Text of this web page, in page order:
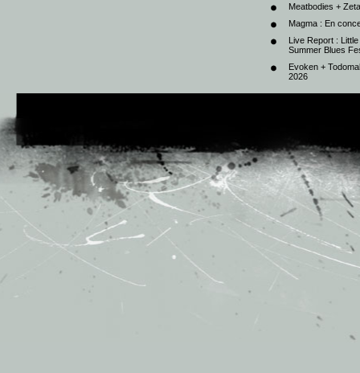
Meatbodies +
Magma : En
Live Report :
Summer Blues
Evoken +
2026